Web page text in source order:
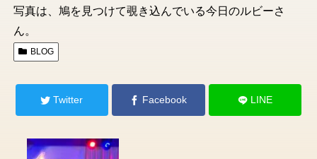
写真は、鳩を見つけて覗き込んでいる今日のルビーさ
ん。
BLOG
Twitter Facebook LINE